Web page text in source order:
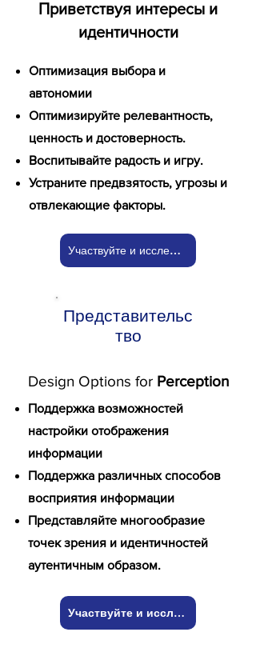
Приветствуя интересы и
идентичности
Оптимизация выбора и
автономии
Оптимизируйте релевантность,
ценность и достоверность.
Воспитывайте радость и игру.
Устраните предвзятость, угрозы и
отвлекающие факторы.
Участвуйте и исследуйте!
Представительс
тво
Design Options forPerception
Поддержка возможностей
настройки отображения
информации
Поддержка различных способов
восприятия информации
Представляйте многообразие
точек зрения и идентичностей
аутентичным образом.
Участвуйте и исследуйте!